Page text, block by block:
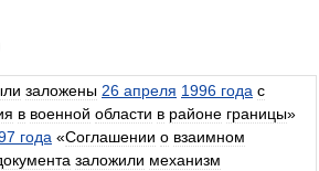
заложены 26 апреля 1996 года с
в военной области в районе границы»
года «Соглашении о взаимном
заложили механизм